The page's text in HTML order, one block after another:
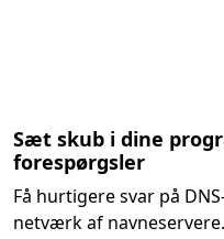
Sæt skub i dine
forespørgsler
Få hurtigere svar på
netværk af